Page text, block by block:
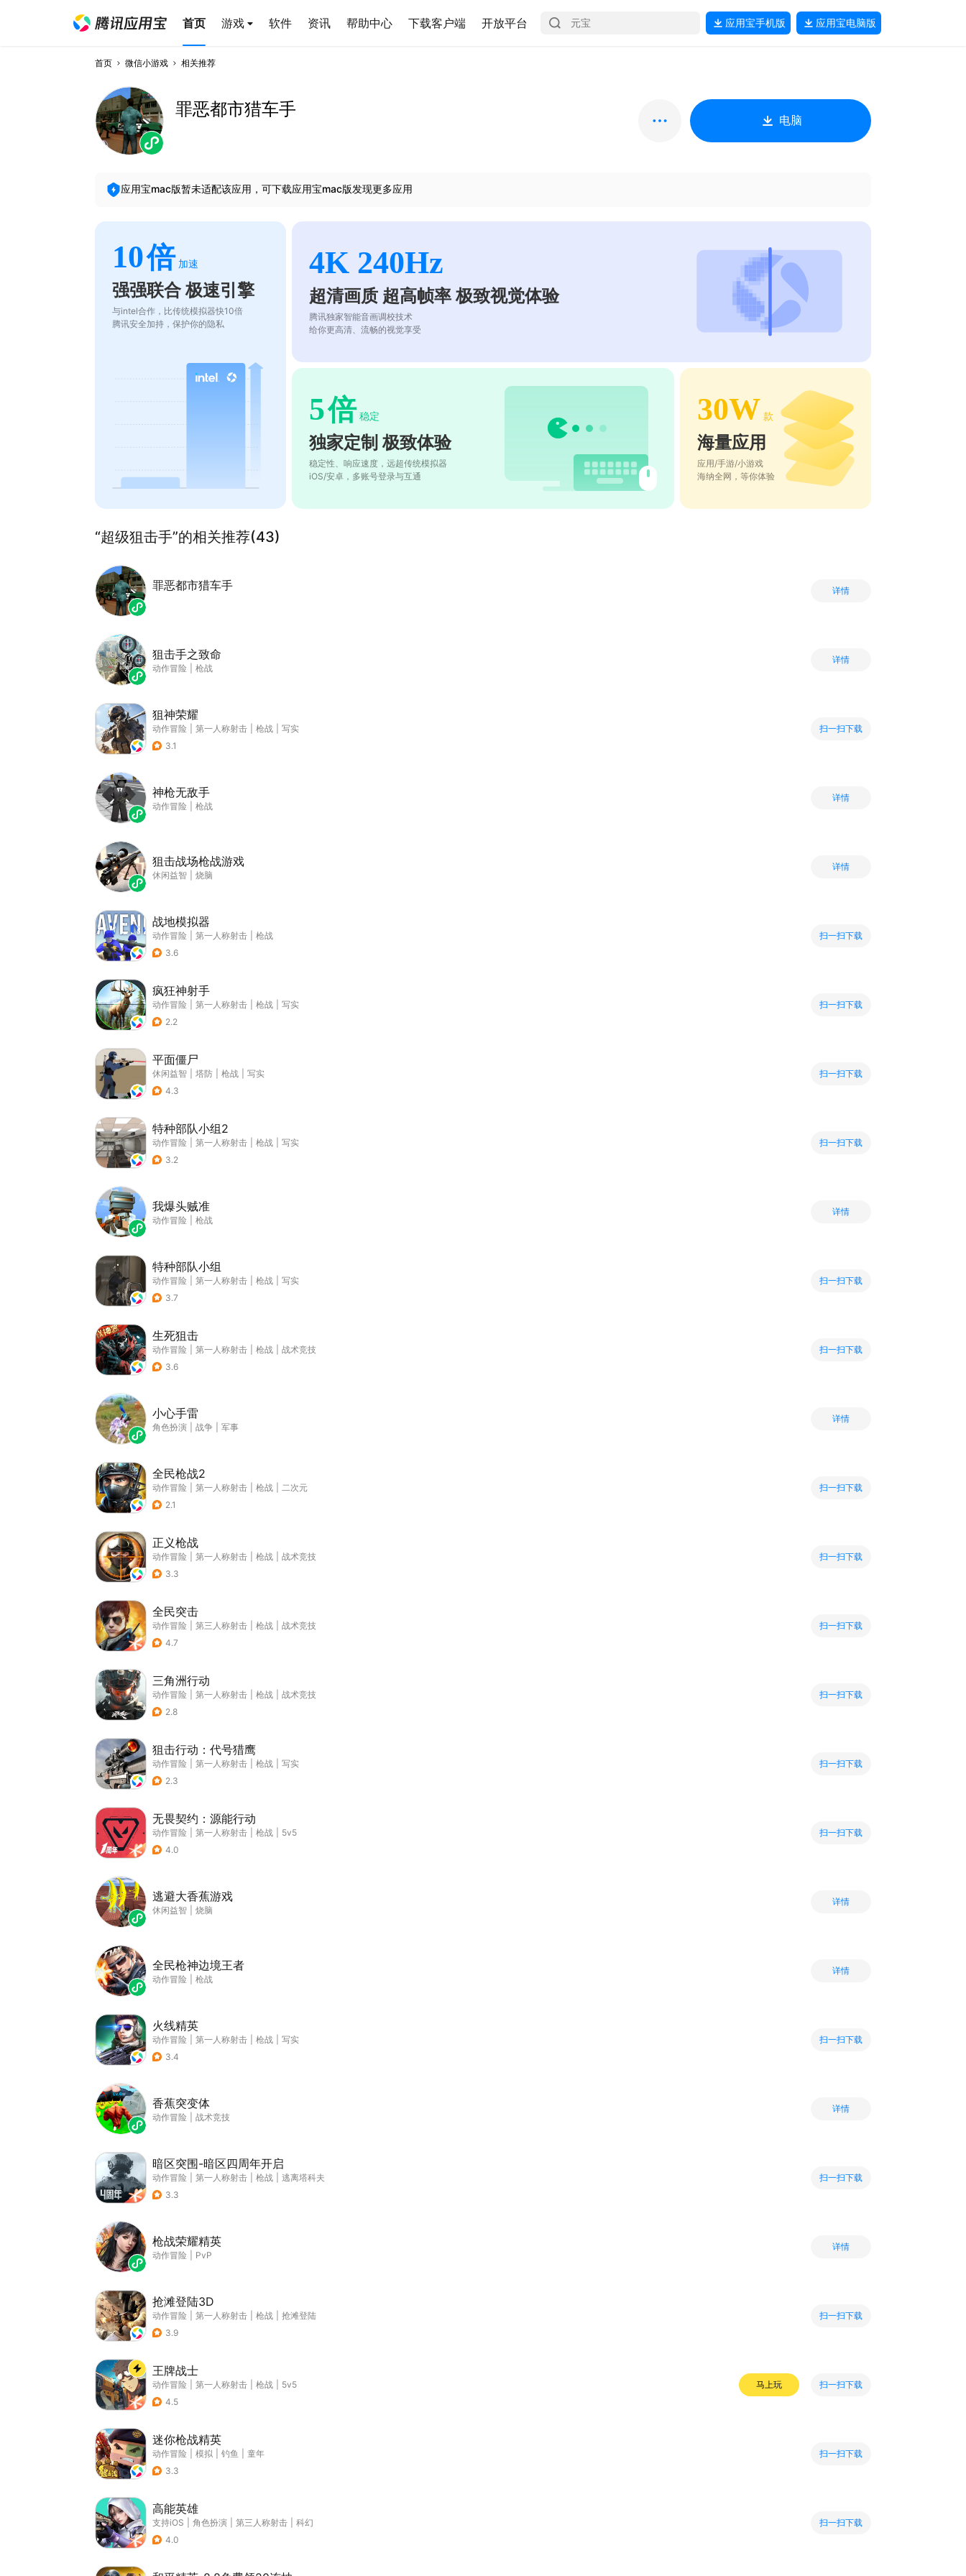
首页 游戏 软件 资讯 帮助中心 下载客户端 开放平台 应用宝手机版 应用宝电脑版
首页 微信小游戏 相关推荐
罪恶都市猎车手
电脑
应用宝mac版暂未适配该应用，可下载应用宝mac版发现更多应用
10倍 加速
强强联合 极速引擎
与intel合作，比传统模拟器快10倍
腾讯安全加持，保护你的隐私
4K 240Hz
超清画质 超高帧率 极致视觉体验
腾讯独家智能音画调校技术
给你更高清、流畅的视觉享受
5倍 稳定
独家定制 极致体验
稳定性、响应速度，远超传统模拟器
iOS/安卓，多账号登录与互通
30W 款
海量应用
应用/手游/小游戏
海纳全网，等你体验
“超级狙击手”的相关推荐(43)
罪恶都市猎车手 详情
狙击手之致命
动作冒险 枪战
详情
狙神荣耀
动作冒险 第一人称射击 枪战
写实
3.1
扫一扫下载
神枪无敌手
动作冒险 枪战
详情
狙击战场枪战游戏
休闲益智 烧脑
详情
战地模拟器
动作冒险 第一人称射击
枪战
3.6
扫一扫下载
疯狂神射手
动作冒险 第一人称射击 枪战
写实
2.2
扫一扫下载
平面僵尸
休闲益智 塔防 枪战
写实
4.3
扫一扫下载
特种部队小组2
动作冒险 第一人称射击 枪战
写实
3.2
扫一扫下载
我爆头贼准
动作冒险 枪战
详情
特种部队小组
动作冒险 第一人称射击 枪战
写实
3.7
扫一扫下载
生死狙击
动作冒险 第一人称射击 枪战
战术竞技
3.6
扫一扫下载
小心手雷
角色扮演 战争 军事
详情
全民枪战2
动作冒险 第一人称射击 枪战
二次元
2.1
扫一扫下载
正义枪战
动作冒险 第一人称射击 枪战
战术竞技
3.3
扫一扫下载
全民突击
动作冒险 第三人称射击 枪战
战术竞技
4.7
扫一扫下载
三角洲行动
动作冒险 第一人称射击 枪战
战术竞技
2.8
扫一扫下载
狙击行动：代号猎鹰
动作冒险 第一人称射击 枪战
写实
2.3
扫一扫下载
无畏契约：源能行动
动作冒险 第一人称射击 枪战
5v5
4.0
扫一扫下载
逃避大香蕉游戏
休闲益智 烧脑
详情
全民枪神边境王者
动作冒险 枪战
详情
火线精英
动作冒险 第一人称射击 枪战
写实
3.4
扫一扫下载
香蕉突变体
动作冒险 战术竞技
详情
暗区突围-暗区四周年开启
动作冒险 第一人称射击 枪战
逃离塔科夫
3.3
扫一扫下载
枪战荣耀精英
动作冒险 PvP
详情
抢滩登陆3D
动作冒险 第一人称射击 枪战
抢滩登陆
3.9
扫一扫下载
王牌战士
动作冒险 第一人称射击 枪战
5v5
4.5
马上玩 扫一扫下载
迷你枪战精英
动作冒险 模拟 钓鱼
童年
3.3
扫一扫下载
高能英雄
支持iOS 角色扮演 第三人称射击
科幻
4.0
扫一扫下载